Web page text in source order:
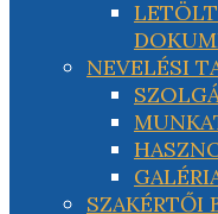
NEVELÉSI
SZAKÉRTŐI